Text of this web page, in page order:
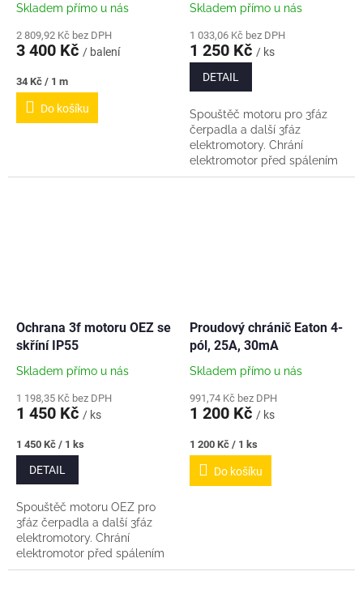
Skladem přímo u nás
2 809,92 Kč bez DPH
3 400 Kč / balení
Měrná
cena:
34 Kč / 1 m
Do košíku
Skladem přímo u nás
1 033,06 Kč bez DPH
1 250 Kč / ks
DETAIL
Spouštěč motoru pro 3fáz
čerpadla a další 3fáz
elektromotory. Chrání
elektromotor před spálením
při přetížení a při výpadku
Ochrana 3f motoru OEZ se
skříní IP55
Skladem přímo u nás
1 198,35 Kč bez DPH
1 450 Kč / ks
Měrná
cena:
1 450 Kč / 1 ks
DETAIL
Spouštěč motoru OEZ pro
3fáz čerpadla a další 3fáz
elektromotory. Chrání
elektromotor před spálením
při přetížení a při výpadku
Proudový chránič Eaton 4-
pól, 25A, 30mA
Skladem přímo u nás
991,74 Kč bez DPH
1 200 Kč / ks
Měrná
cena:
1 200 Kč / 1 ks
Do košíku